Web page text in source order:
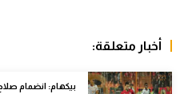
كرة يد
كرة طائرة
أخبار متعلقة:
بيكهام: انضمام